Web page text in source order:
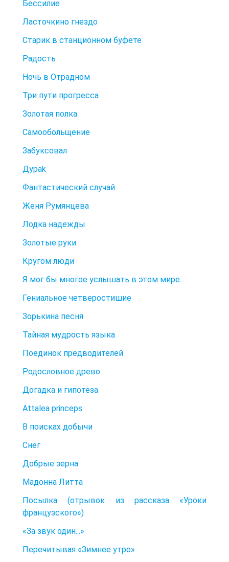
Бессилие
Ласточкино гнездо
Старик в станционном буфете
Радость
Ночь в Отрадном
Три пути прогресса
Золотая полка
Самообольщение
Забуксовал
Дураk
Фантастический случай
Женя Румянцева
Лодка надежды
Золотые руки
Кругом люди
Я мог бы многое услышать в этом мире...
Гениальное четверостишие
Зорькина песня
Тайная мудрость языка
Поединок предводителей
Родословное древо
Догадка и гипотеза
Attalea princeps
В поисках добычи
Снег
Добрые зерна
Мадонна Литта
Посылка (отрывок из рассказа «Уроки
французского»)
«За звук один...»
Перечитывая «Зимнее утро»